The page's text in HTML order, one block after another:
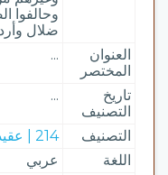
وحالفوا
ضلال
العنوان
المختصر
...
تاريخ
التصنيف
...
التصنيف
214 | عقيدة
اللغة
عربي